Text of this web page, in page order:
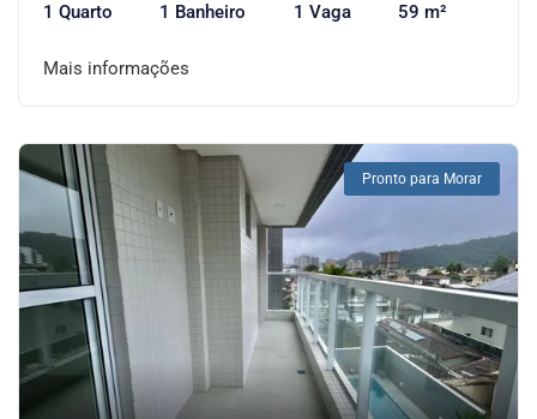
1 Quarto 1 Banheiro 1 Vaga 59 m²
Mais informações
Pronto para Morar